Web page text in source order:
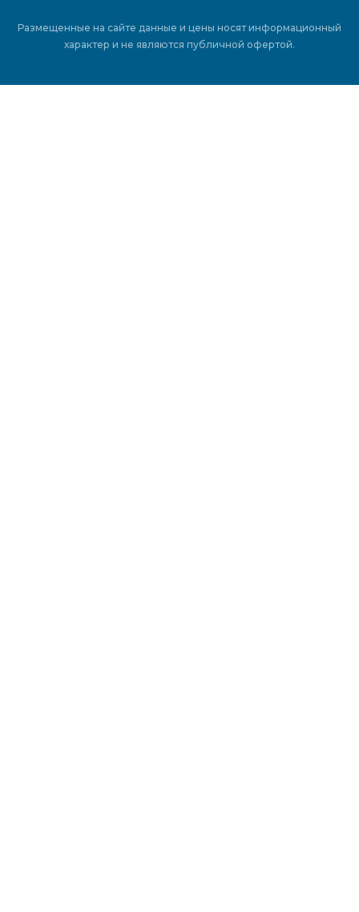
Размещенные на сайте данные и цены носят информационный
характер и не являются публичной офертой.